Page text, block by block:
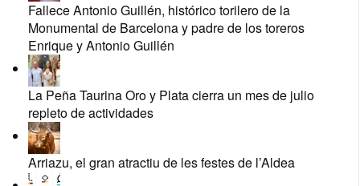
Fallece Antonio Guillén, histórico torilero de la
Monumental de Barcelona y padre de los toreros
Enrique y Antonio Guillén
La Peña Taurina Oro y Plata cierra un mes de julio
repleto de actividades
Arriazu, el gran atractiu de les festes de l’Aldea